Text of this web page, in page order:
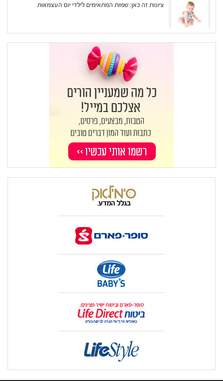
ציונות זה כאן: שמות המתאימים לילדי יום העצמאות